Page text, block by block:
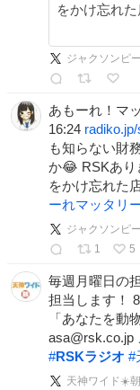
をかけ忘れた店員🤣🤣 #相田翔
ジャクソンピ
あもーれ！マ
16:24
も知らない財
か😂 RSKあり
をかけ忘れた
ーれマッタリ
ジャクソンピ
1
5
毎週月曜日の
担当します！
「あなたを動
asa@rsk.co.jp
#RSKラジオ #
天神ワイド☀️朝